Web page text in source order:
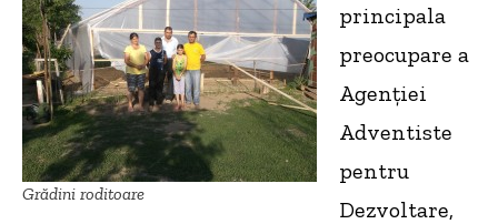
Grădini roditoare
principala
preocupare a
Agenției
Adventiste
pentru
Dezvoltare,